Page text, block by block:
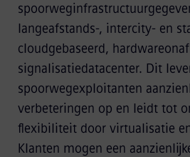
langeafstands-, intercity- en
cloudgebaseerd,
signalisatiedatacenter. Dit
spoorwegexploitanten
verbeteringen op en leidt tot
flexibiliteit door virtualisatie
Klanten mogen een